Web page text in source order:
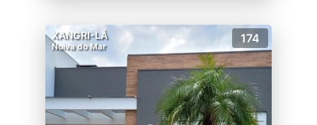
XANGRI-LÁ
Noiva do Mar
174